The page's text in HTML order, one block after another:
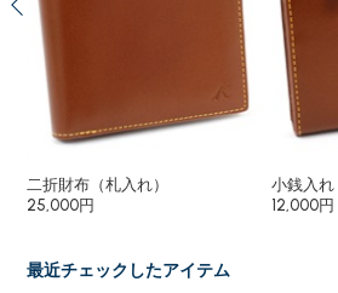
二折財布（札入れ）
25,000円
小銭入れ
12,000円
最近チェックしたアイテム